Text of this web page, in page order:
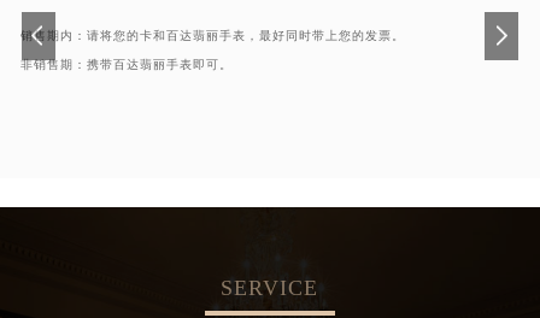
销售期内：请将您的卡和百达翡丽手表，最好同时带上您的发票。
非销售期：携带百达翡丽手表即可。
SERVICE